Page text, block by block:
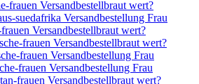
frauen Versandbestellbraut wert?
suedafrika Versandbestellung Frau
Versandbestellbraut wert?
frauen Versandbestellbraut wert?
frauen Versandbestellung Frau
frauen Versandbestellung Frau
frauen Versandbestellbraut wert?